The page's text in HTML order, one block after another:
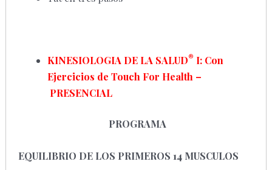
KINESIOLOGIA DE LA SALUD® I: Con
Ejercicios de Touch For Health –
PRESENCIAL
PROGRAMA
EQUILIBRIO DE LOS PRIMEROS 14 MUSCULOS